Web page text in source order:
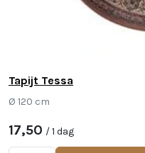
Tapijt Tessa
Ø 120 cm
17,50 / 1 dag